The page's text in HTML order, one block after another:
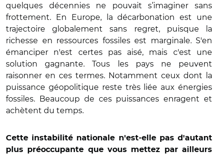
quelques décennies ne pouvait s’imaginer sans
frottement. En Europe, la décarbonation est une
trajectoire globalement sans regret, puisque la
richesse en ressources fossiles est marginale. S'en
émanciper n'est certes pas aisé, mais c'est une
solution gagnante. Tous les pays ne peuvent
raisonner en ces termes. Notamment ceux dont la
puissance géopolitique reste très liée aux énergies
fossiles. Beaucoup de ces puissances enragent et
achètent du temps.
Cette instabilité nationale n'est-elle pas d'autant
plus préoccupante que vous mettez par ailleurs